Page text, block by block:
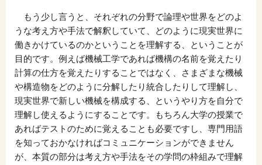
もう少し言うと、それぞれの分野で論理や世界をどのよ
うな考え方や手法で解釈していて、どのように現実世界に
働きかけているのかということを理解する、ということが
目的です。例えば機械工学であれば機構の名前を覚えたり
計算の仕方を覚えたりすることではなく、さまざまな機械
や構造物をどのように分解したり統合したりして理解し、
現実世界で新しい機械を構成する、というやり方を自分で
理解し使えるようにすることです。もちろん大学の授業で
あればテストのために覚えることも必要ですし、専門用語
を知っておかなければコミュニケーションができません
が、本質の部分は考え方や手法をその学問の枠組みで理解